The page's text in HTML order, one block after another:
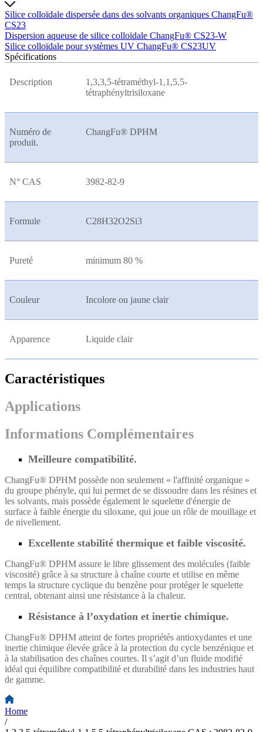
Silice colloïdale dispersée dans des solvants organiques ChangFu®
CS23
Dispersion aqueuse de silice colloïdale ChangFu® CS23-W
Silice colloïdale pour systèmes UV ChangFu® CS23UV
Spécifications
Description
1,3,3,5-tétraméthyl-1,1,5,5-
tétraphényltrisiloxane
Numéro de
produit.
ChangFu® DPHM
N° CAS 3982-82-9
Formule C28H32O2Si3
Pureté minimum 80 %
Couleur Incolore ou jaune clair
Apparence Liquide clair
Caractéristiques
Applications
Informations Complémentaires
Meilleure compatibilité.
ChangFu® DPHM possède non seulement « l'affinité organique »
du groupe phényle, qui lui permet de se dissoudre dans les résines et
les solvants, mais possède également le squelette d'énergie de
surface à faible énergie du siloxane, qui joue un rôle de mouillage et
de nivellement.
Excellente stabilité thermique et faible viscosité.
ChangFu® DPHM assure le libre glissement des molécules (faible
viscosité) grâce à sa structure à chaîne courte et utilise en même
temps la structure cyclique du benzène pour protéger le squelette
central, obtenant ainsi une résistance à la chaleur.
Résistance à l’oxydation et inertie chimique.
ChangFu® DPHM atteint de fortes propriétés antioxydantes et une
inertie chimique élevée grâce à la protection du cycle benzénique et
à la stabilisation des chaînes courtes. Il s’agit d’un fluide modifié
idéal qui équilibre compatibilité et durabilité dans les industries haut
de gamme.
Home
/